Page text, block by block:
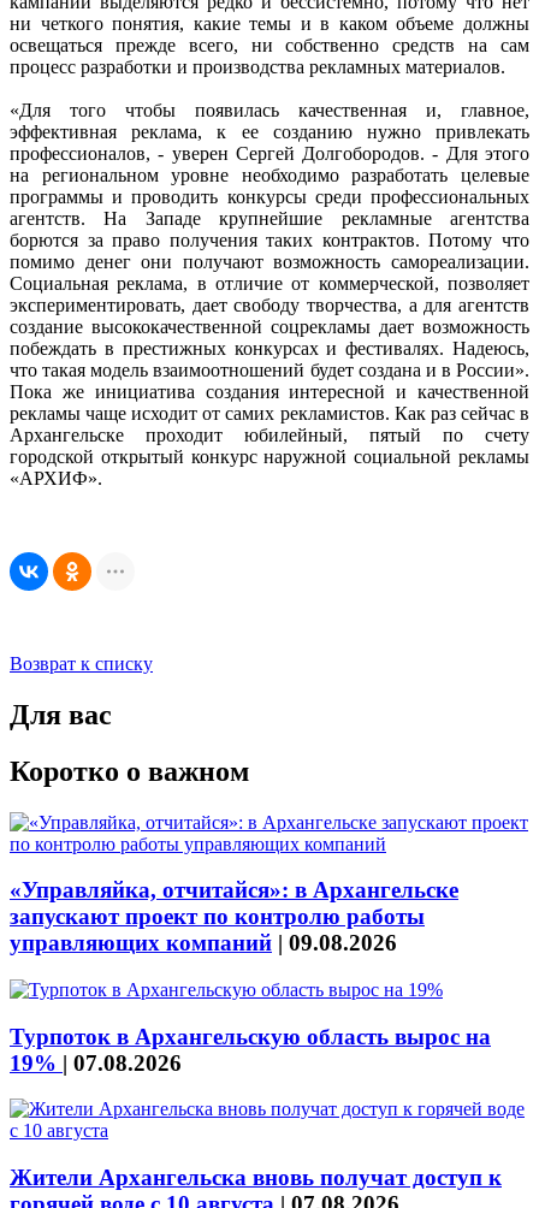
ни четкого понятия, какие темы и в каком объеме должны
освещаться прежде всего, ни собственно средств на сам
процесс разработки и производства рекламных материалов.
«Для того чтобы появилась качественная и, главное,
эффективная реклама, к ее созданию нужно привлекать
профессионалов, - уверен Сергей Долгобородов. - Для этого
на региональном уровне необходимо разработать целевые
программы и проводить конкурсы среди профессиональных
агентств. На Западе крупнейшие рекламные агентства
борются за право получения таких контрактов. Потому что
помимо денег они получают возможность самореализации.
Социальная реклама, в отличие от коммерческой, позволяет
экспериментировать, дает свободу творчества, а для агентств
создание высококачественной соцрекламы дает возможность
побеждать в престижных конкурсах и фестивалях. Надеюсь,
что такая модель взаимоотношений будет создана и в России».
Пока же инициатива создания интересной и качественной
рекламы чаще исходит от самих рекламистов. Как раз сейчас в
Архангельске проходит юбилейный, пятый по счету
городской открытый конкурс наружной социальной рекламы
«АРХИФ».
Возврат к списку
Для вас
Коротко о важном
«Управляйка, отчитайся»: в Архангельске
запускают проект по контролю работы
управляющих компаний | 09.08.2026
Турпоток в Архангельскую область вырос на
19% | 07.08.2026
Жители Архангельска вновь получат доступ к